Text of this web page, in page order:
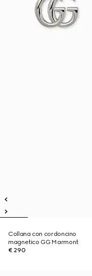
Collana con cordoncino
magnetico GG Marmont
€ 290